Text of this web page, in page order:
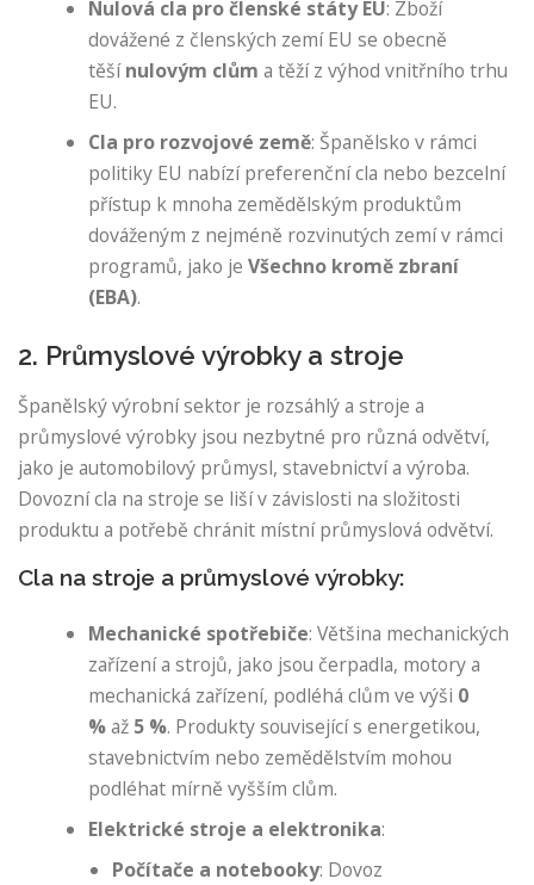
Nulová cla pro členské státy EU: Zboží
dovážené z členských zemí EU se obecně
těšínulovým clům a těží z výhod vnitřního trhu
EU.
Cla pro rozvojové země: Španělsko v rámci
politiky EU nabízí preferenční cla nebo bezcelní
přístup k mnoha zemědělským produktům
dováženým z nejméně rozvinutých zemí v rámci
programů, jako jeVšechno kromě zbraní
(EBA).
2. Průmyslové výrobky a stroje
Španělský výrobní sektor je rozsáhlý a stroje a
průmyslové výrobky jsou nezbytné pro různá odvětví,
jako je automobilový průmysl, stavebnictví a výroba.
Dovozní cla na stroje se liší v závislosti na složitosti
produktu a potřebě chránit místní průmyslová odvětví.
Cla na stroje a průmyslové výrobky:
Mechanické spotřebiče: Většina mechanických
zařízení a strojů, jako jsou čerpadla, motory a
mechanická zařízení, podléhá clům ve výši 0
%až 5 %. Produkty související s energetikou,
stavebnictvím nebo zemědělstvím mohou
podléhat mírně vyšším clům.
Elektrické stroje a elektronika:
Počítače a notebooky: Dovoz